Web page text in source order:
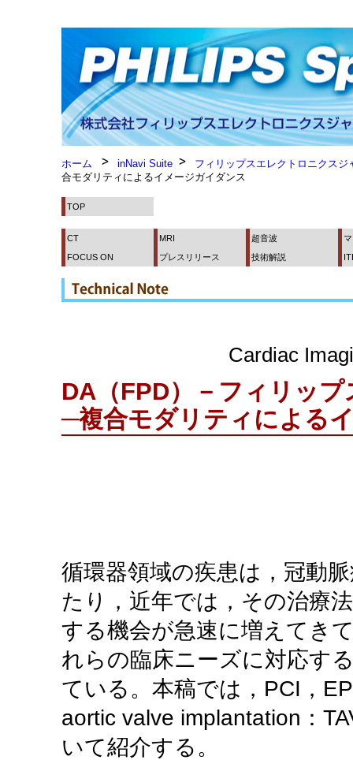
ホーム inNavi Suite
フィリップスエレクトロニクスジ
合モダリティによるイメージガイダンス
TOP
CT MRI 超音波
FOCUS ON
プレスリリース 技術解説
Cardiac
DA（FPD）－フィリッ
─複合モダリティによる
循環器領域の疾患は，冠動
たり，近年では，その治療
する機会が急速に増えてき
れらの臨床ニーズに対応す
ている。本稿では，PCI，
aortic valve implantation：
いて紹介する。